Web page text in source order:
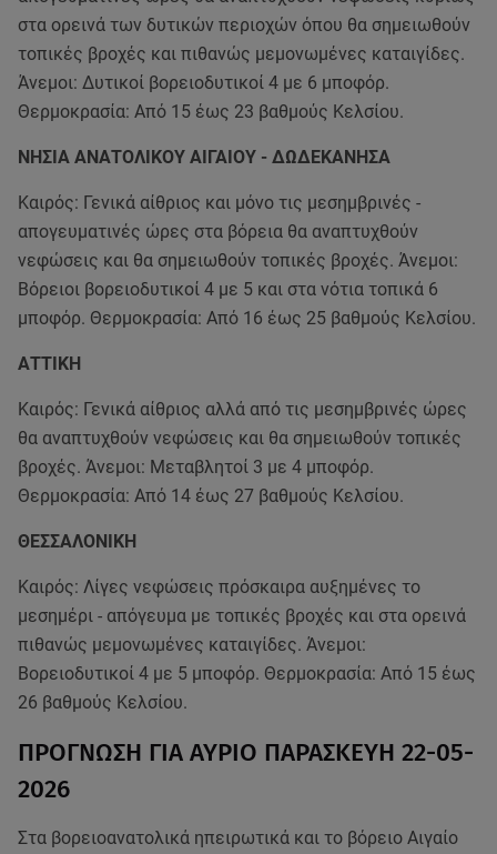
στα ορεινά των δυτικών περιοχών όπου θα σημειωθούν
τοπικές βροχές και πιθανώς μεμονωμένες καταιγίδες.
Άνεμοι: Δυτικοί βορειοδυτικοί 4 με 6 μποφόρ.
Θερμοκρασία: Από 15 έως 23 βαθμούς Κελσίου.
ΝΗΣΙΑ ΑΝΑΤΟΛΙΚΟΥ ΑΙΓΑΙΟΥ - ΔΩΔΕΚΑΝΗΣΑ
Καιρός: Γενικά αίθριος και μόνο τις μεσημβρινές -
απογευματινές ώρες στα βόρεια θα αναπτυχθούν
νεφώσεις και θα σημειωθούν τοπικές βροχές. Άνεμοι:
Βόρειοι βορειοδυτικοί 4 με 5 και στα νότια τοπικά 6
μποφόρ. Θερμοκρασία: Από 16 έως 25 βαθμούς Κελσίου.
ΑΤΤΙΚΗ
Καιρός: Γενικά αίθριος αλλά από τις μεσημβρινές ώρες
θα αναπτυχθούν νεφώσεις και θα σημειωθούν τοπικές
βροχές. Άνεμοι: Μεταβλητοί 3 με 4 μποφόρ.
Θερμοκρασία: Από 14 έως 27 βαθμούς Κελσίου.
ΘΕΣΣΑΛΟΝΙΚΗ
Καιρός: Λίγες νεφώσεις πρόσκαιρα αυξημένες το
μεσημέρι - απόγευμα με τοπικές βροχές και στα ορεινά
πιθανώς μεμονωμένες καταιγίδες. Άνεμοι:
Βορειοδυτικοί 4 με 5 μποφόρ. Θερμοκρασία: Από 15 έως
26 βαθμούς Κελσίου.
ΠΡΟΓΝΩΣΗ ΓΙΑ ΑΥΡΙΟ ΠΑΡΑΣΚΕΥΗ 22-05-
2026
Στα βορειοανατολικά ηπειρωτικά και το βόρειο Αιγαίο